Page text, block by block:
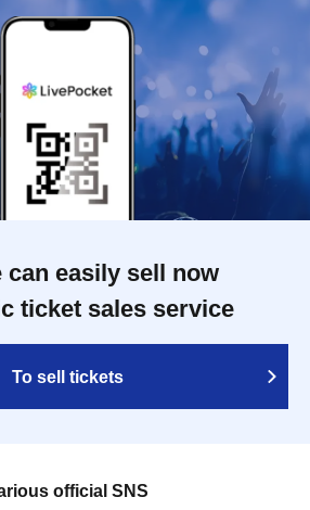
can easily sell now
ticket sales service
To sell tickets
official SNS